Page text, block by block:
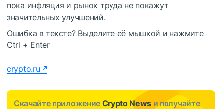
пока инфляция и рынок труда не покажут
значительных улучшений.
Ошибка в тексте? Выделите её мышкой и нажмите
Ctrl + Enter
crypto.ru
Скачайте приложение Crypto News и получайте